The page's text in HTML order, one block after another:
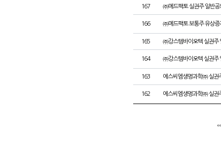
167 ㈜메드팩토 실권주 일반공
166 ㈜메드팩토 보통주 유상
165 ㈜강스템바이오텍 실권주
164 ㈜강스템바이오텍 실권주
163 에스씨엠생명과학㈜ 실권
162 에스씨엠생명과학㈜ 실권